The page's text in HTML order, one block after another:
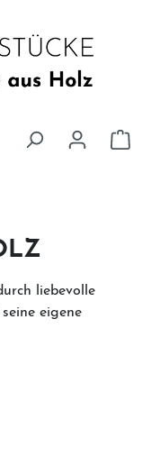
liebevolle
eigene